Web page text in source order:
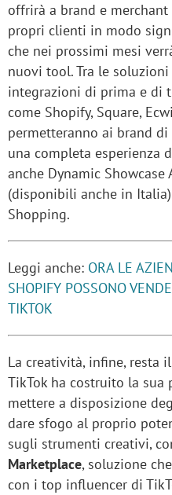
offrirà a brand e
propri clienti in modo
che nei prossimi mesi
nuovi tool. Tra le
integrazioni di prima e di
come Shopify, Square,
permetteranno ai brand
una completa esperienza
anche Dynamic Showcase
(disponibili anche in
Shopping.
Leggi anche: ORA LE
SHOPIFY POSSONO
TIKTOK
La creatività, infine, resta
TikTok ha costruito la
mettere a disposizione
dare sfogo al proprio
sugli strumenti creativi,
Marketplace, soluzione
con i top influencer di